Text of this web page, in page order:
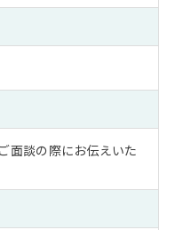
面談の際にお伝えいた